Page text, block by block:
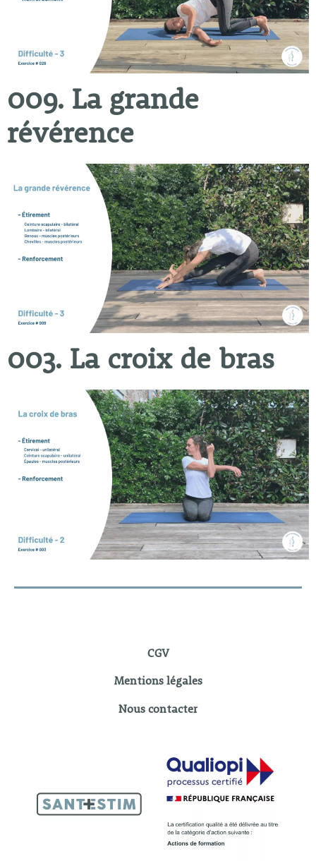
009. La grande
révérence
003. La croix de bras
CGV
Mentions légales
Nous contacter